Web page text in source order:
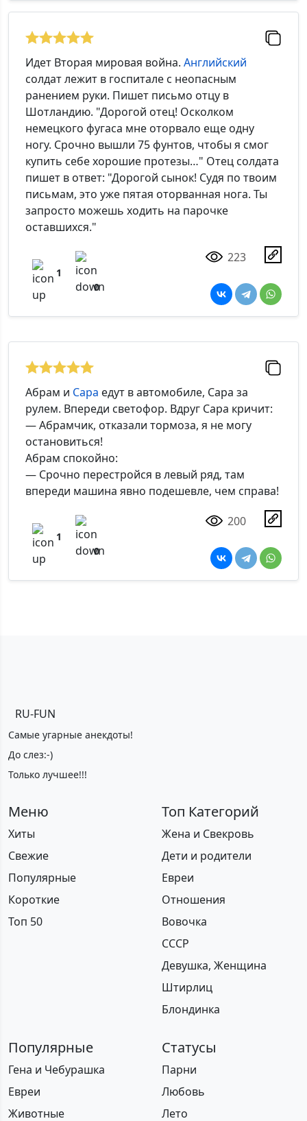
Идет Вторая мировая война. Английский
солдат лежит в госпитале с неопасным
ранением руки. Пишет письмо отцу в
Шотландию. "Дорогой отец! Осколком
немецкого фугаса мне оторвало еще одну
ногу. Срочно вышли 75 фунтов, чтобы я смог
купить себе хорошие протезы…" Отец солдата
пишет в ответ: "Дорогой сынок! Судя по твоим
письмам, это уже пятая оторванная нога. Ты
запросто можешь ходить на парочке
оставшихся."
1
0
223
Абрам и Сара едут в автомобиле, Сара за
рулем. Впереди светофор. Вдруг Сара кричит:
— Абрамчик, отказали тормоза, я не могу
остановиться!
Абрам спокойно:
— Срочно перестройся в левый ряд, там
впереди машина явно подешевле, чем справа!
1
0
200
RU-FUN
Самые угарные анекдоты!
До слез:-)
Только лучшее!!!
Меню
Хиты
Свежие
Популярные
Короткие
Топ 50
Топ Категорий
Жена и Свекровь
Дети и родители
Евреи
Отношения
Вовочка
СССР
Девушка, Женщина
Штирлиц
Блондинка
Популярные
Гена и Чебурашка
Евреи
Животные
Статусы
Парни
Любовь
Лето